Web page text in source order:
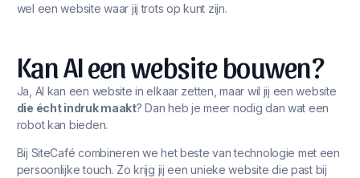
wel een website waar jij trots op kunt zijn.
Kan AI een website bouwen?
Ja, AI kan een website in elkaar zetten, maar wil jij een website
die écht indruk maakt? Dan heb je meer nodig dan wat een
robot kan bieden.
Bij SiteCafé combineren we het beste van technologie met een
persoonlijke touch. Zo krijg jij een unieke website die past bij